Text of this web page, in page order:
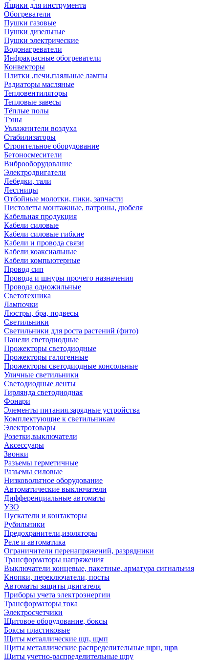
Ящики для инструмента
Обогреватели
Пушки газовые
Пушки дизельные
Пушки электрические
Водонагреватели
Инфракрасные обогреватели
Конвекторы
Плитки ,печи,паяльные лампы
Радиаторы масляные
Тепловентиляторы
Тепловые завесы
Тёплые полы
Тэны
Увлажнители воздуха
Стабилизаторы
Строительное оборудование
Бетоносмесители
Виброоборудование
Электродвигатели
Лебедки, тали
Лестницы
Отбойные молотки, пики, запчасти
Пистолеты монтажные, патроны, дюбеля
Кабельная продукция
Кабели силовые
Кабели силовые гибкие
Кабели и провода связи
Кабели коаксиальные
Кабели компьютерные
Провод сип
Провода и шнуры прочего назначения
Провода одножильные
Светотехника
Лампочки
Люстры, бра, подвесы
Светильники
Светильники для роста растений (фито)
Панели светодиодные
Прожекторы светодиодные
Прожекторы галогенные
Прожекторы светодиодные консольные
Уличные светильники
Светодиодные ленты
Гирлянда светодиодная
Фонари
Элементы питания.зарядные устройства
Комплектующие к светильникам
Электротовары
Розетки,выключатели
Аксессуары
Звонки
Разъемы герметичные
Разъемы силовые
Низковольтное оборудование
Автоматические выключатели
Дифференциальные автоматы
УЗО
Пускатели и контакторы
Рубильники
Предохранители,изоляторы
Реле и автоматика
Ограничители перенапряжений, разрядники
Трансформаторы напряжения
Выключатели концевые, пакетные, арматура сигнальная
Кнопки, переключатели, посты
Автоматы защиты двигателя
Приборы учета электроэнергии
Трансформаторы тока
Электросчетчики
Щитовое оборудование, боксы
Боксы пластиковые
Щиты металлические щп, щмп
Щиты металлические распределительные щрн, щрв
Щиты учетно-распределительные щру